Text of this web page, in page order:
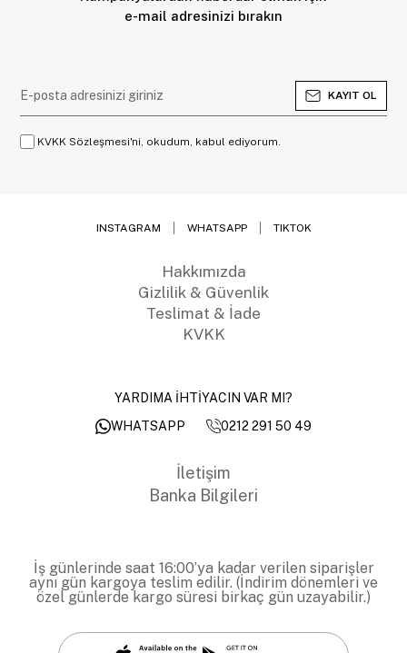
e-mail adresinizi bırakın
KAYIT OL
KVKK Sözleşmesi'ni, okudum, kabul ediyorum.
INSTAGRAM WHATSAPP TIKTOK
Hakkımızda
Gizlilik & Güvenlik
Teslimat & İade
KVKK
YARDIMA İHTİYACIN VAR MI?
WHATSAPP
0212 291 50 49
İletişim
Banka Bilgileri
İş günlerinde saat 16:00’ya kadar verilen siparişler
aynı gün kargoya teslim edilir. (İndirim dönemleri ve
özel günlerde kargo süresi birkaç gün uzayabilir.)